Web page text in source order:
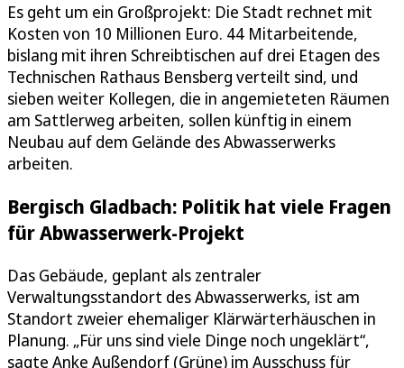
Es geht um ein Großprojekt: Die Stadt rechnet mit
Kosten von 10 Millionen Euro. 44 Mitarbeitende,
bislang mit ihren Schreibtischen auf drei Etagen des
Technischen Rathaus Bensberg verteilt sind, und
sieben weiter Kollegen, die in angemieteten Räumen
am Sattlerweg arbeiten, sollen künftig in einem
Neubau auf dem Gelände des Abwasserwerks
arbeiten.
Bergisch Gladbach: Politik hat viele Fragen
für Abwasserwerk-Projekt
Das Gebäude, geplant als zentraler
Verwaltungsstandort des Abwasserwerks, ist am
Standort zweier ehemaliger Klärwärterhäuschen in
Planung. „Für uns sind viele Dinge noch ungeklärt“,
sagte Anke Außendorf (Grüne) im Ausschuss für